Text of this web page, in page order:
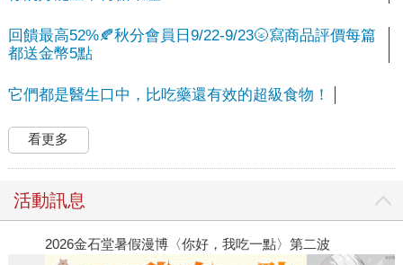
回饋最高52%🍂秋分會員日9/22-9/23🌝寫商品評價每篇
都送金幣5點
它們都是醫生口中，比吃藥還有效的超級食物！
看更多
活動訊息
2026金石堂暑假漫博〈你好，我吃一點〉第二波